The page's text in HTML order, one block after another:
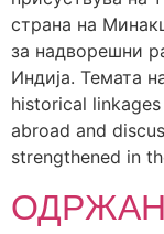
страна на
за надворешни
Индија. Темата
historical
abroad and
strengthened in